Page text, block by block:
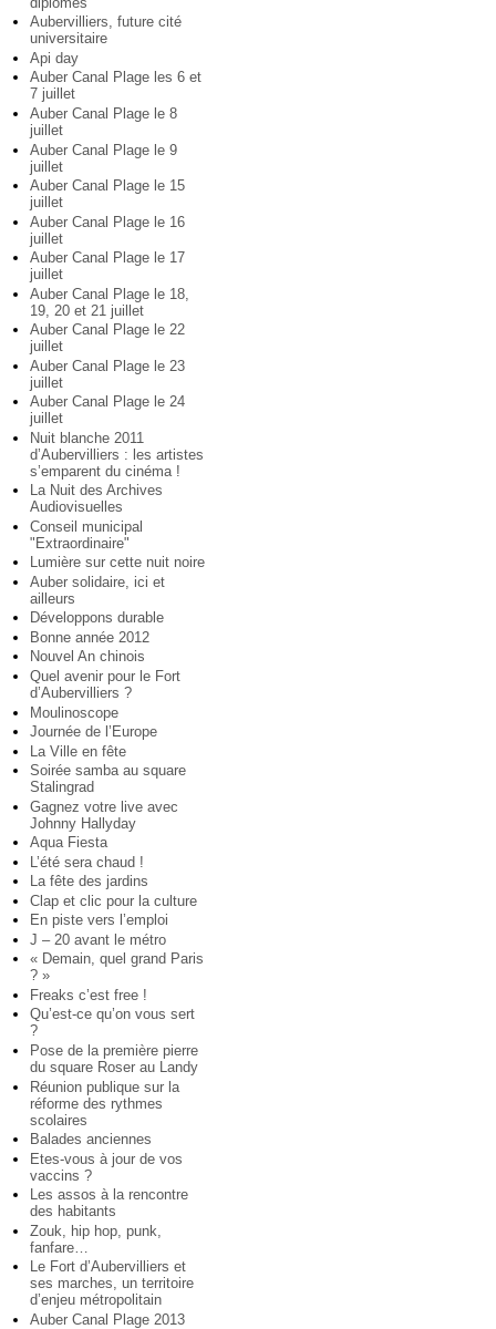
Aubervilliers, future cité
universitaire
Api day
Auber Canal Plage les 6 et
7 juillet
Auber Canal Plage le 8
juillet
Auber Canal Plage le 9
juillet
Auber Canal Plage le 15
juillet
Auber Canal Plage le 16
juillet
Auber Canal Plage le 17
juillet
Auber Canal Plage le 18,
19, 20 et 21 juillet
Auber Canal Plage le 22
juillet
Auber Canal Plage le 23
juillet
Auber Canal Plage le 24
juillet
Nuit blanche 2011
d’Aubervilliers : les artistes
s’emparent du cinéma !
La Nuit des Archives
Audiovisuelles
Conseil municipal
"Extraordinaire"
Lumière sur cette nuit noire
Auber solidaire, ici et
ailleurs
Développons durable
Bonne année 2012
Nouvel An chinois
Quel avenir pour le Fort
d’Aubervilliers ?
Moulinoscope
Journée de l’Europe
La Ville en fête
Soirée samba au square
Stalingrad
Gagnez votre live avec
Johnny Hallyday
Aqua Fiesta
L’été sera chaud !
La fête des jardins
Clap et clic pour la culture
En piste vers l’emploi
J – 20 avant le métro
« Demain, quel grand Paris
? »
Freaks c’est free !
Qu’est-ce qu’on vous sert
?
Pose de la première pierre
du square Roser au Landy
Réunion publique sur la
réforme des rythmes
scolaires
Balades anciennes
Etes-vous à jour de vos
vaccins ?
Les assos à la rencontre
des habitants
Zouk, hip hop, punk,
fanfare…
Le Fort d’Aubervilliers et
ses marches, un territoire
d’enjeu métropolitain
Auber Canal Plage 2013